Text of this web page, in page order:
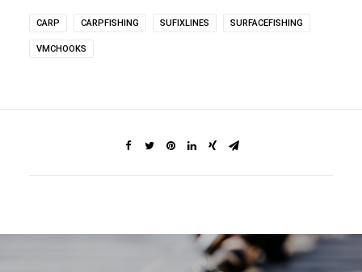
CARP CARPFISHING SUFIXLINES SURFACEFISHING
VMCHOOKS